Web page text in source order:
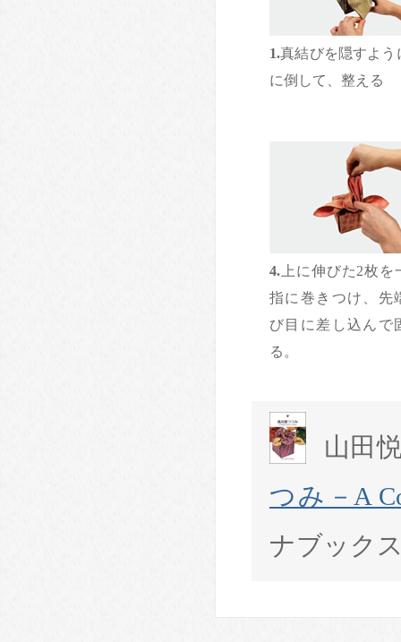
1.真結びを隠すよう
に倒して、整える
4. 上に伸びた2枚を
指に巻きつけ、先
び目に差し込んで
る。
山田
つみ－A
ナブック